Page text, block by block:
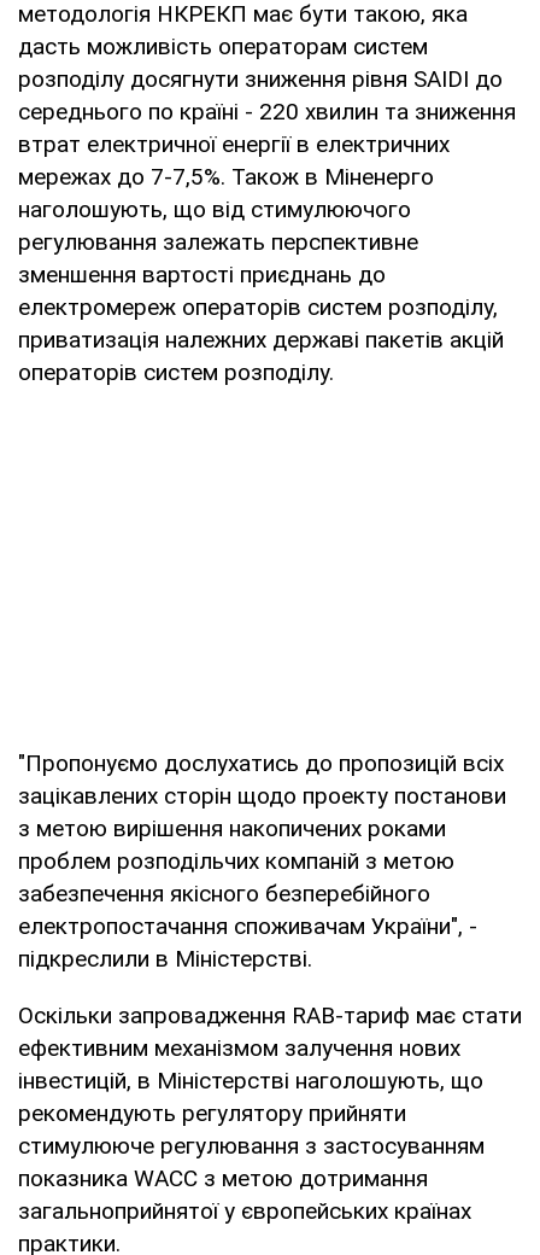
методологія НКРЕКП має бути такою, яка
дасть можливість операторам систем
розподілу досягнути зниження рівня SAIDІ до
середнього по країні - 220 хвилин та зниження
втрат електричної енергії в електричних
мережах до 7-7,5%. Також в Міненерго
наголошують, що від стимулюючого
регулювання залежать перспективне
зменшення вартості приєднань до
електромереж операторів систем розподілу,
приватизація належних державі пакетів акцій
операторів систем розподілу.
"Пропонуємо дослухатись до пропозицій всіх
зацікавлених сторін щодо проекту постанови
з метою вирішення накопичених роками
проблем розподільчих компаній з метою
забезпечення якісного безперебійного
електропостачання споживачам України", -
підкреслили в Міністерстві.
Оскільки запровадження RAB-тариф має стати
ефективним механізмом залучення нових
інвестицій, в Міністерстві наголошують, що
рекомендують регулятору прийняти
стимулююче регулювання з застосуванням
показника WACC з метою дотримання
загальноприйнятої у європейських країнах
практики.